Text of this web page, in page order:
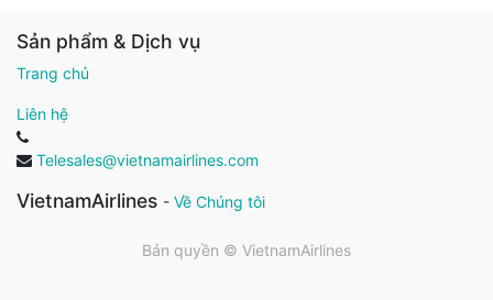
Sản phẩm & Dịch vụ
Trang chủ
Liên hệ
Telesales@vietnamairlines.com
VietnamAirlines - Về Chúng tôi
Bản quyền © VietnamAirlines